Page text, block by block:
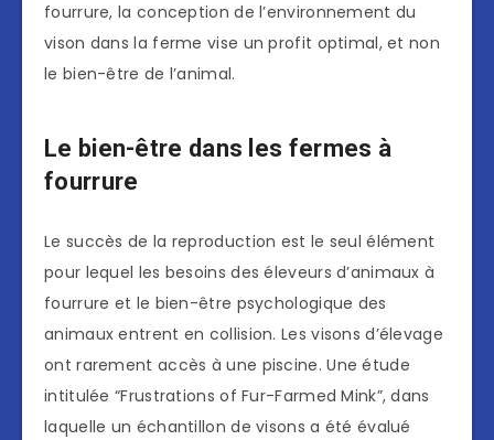
fourrure, la conception de l’environnement du
vison dans la ferme vise un profit optimal, et non
le bien-être de l’animal.
Le bien-être dans les fermes à
fourrure
Le succès de la reproduction est le seul élément
pour lequel les besoins des éleveurs d’animaux à
fourrure et le bien-être psychologique des
animaux entrent en collision. Les visons d’élevage
ont rarement accès à une piscine. Une étude
intitulée “Frustrations of Fur-Farmed Mink”, dans
laquelle un échantillon de visons a été évalué